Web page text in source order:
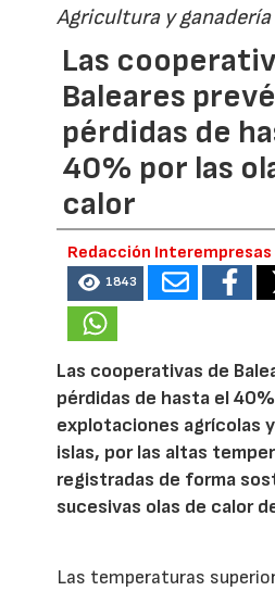
Agricultura y ganadería
Las
Baleares
pérdidas de
40% por las
calor
Redacción Interempresas
1843
Las cooperativas de
pérdidas de hasta el
explotaciones agrícolas
islas, por las altas
registradas de forma
sucesivas olas de calor
Las temperaturas